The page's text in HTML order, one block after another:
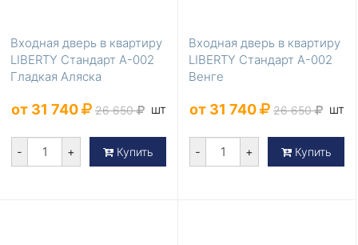
Входная дверь в квартиру
LIBERTY Стандарт А-002
Гладкая Аляска
от 31 740 26 650 шт
- + Купить
Входная дверь в квартиру
LIBERTY Стандарт А-002
Венге
от 31 740 26 650 шт
- + Купить